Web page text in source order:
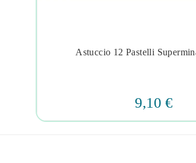

Astuccio 12 Pastelli
9,10 €